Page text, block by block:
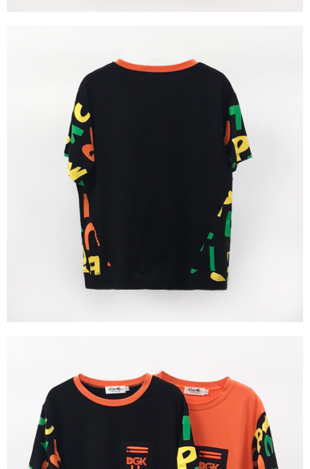
時審查核予不同之上限額度；若仍有額度不足之情形，本公司將視審查結果
請求用戶進行身份認證。
５．嚴禁一人註冊多個帳號或使用他人資訊註冊。若發現惡意使用之情形，
恩沛科技股份有限公司將有權停止該用戶之使用額度並採取法律行動。